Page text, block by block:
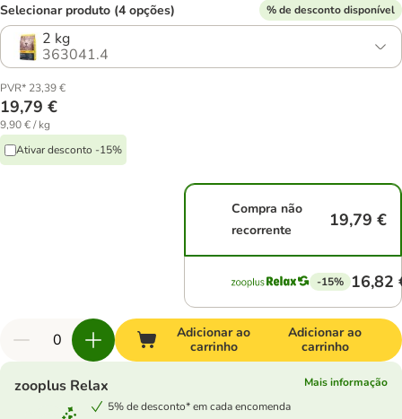
Selecionar produto (4 opções) % de desconto disponível
2 kg
363041.4
PVR* 23,39 €
19,79 €
9,90 € / kg
Ativar desconto -15%
Compra não
recorrente
19,79 €
-15% 16,82
Adicionar ao
carrinho
Adicionar ao
carrinho
zooplus Relax
Mais informação
5% de desconto* em cada encomenda